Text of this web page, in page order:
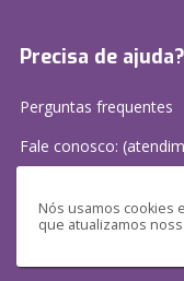
Nós usamos cookies
que atualizamos
Precisa de ajuda?
Perguntas frequentes
Fale conosco:
Clube de Autores